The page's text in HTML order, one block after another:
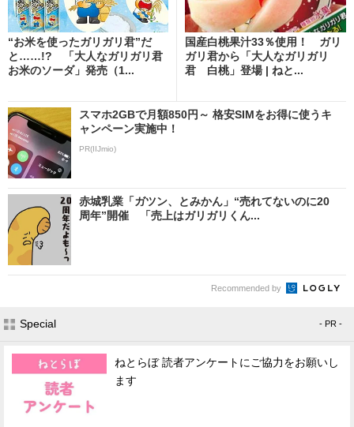
“お米を使ったガリガリ君”だ
と……!? 「大人なガリガリ君
お米のソーダ」発売（1...
国産白桃果汁33％使用！ ガリ
ガリ君から「大人なガリガリ
君 白桃」登場 | ねと...
スマホ2GBで月額850円～ 格安SIMをお得に使うキ
ャンペーン実施中！
PR(IIJmio)
赤城乳業「ガツン、とみかん」“売れてないのに20
周年”開催 「売上はガリガリくん...
Recommended by
Special - PR -
ねとらぼ 読者アンケートにご協力をお願いし
ます